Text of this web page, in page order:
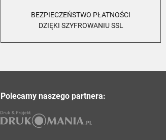
BEZPIECZEŃSTWO PŁATNOŚCI
DZIĘKI SZYFROWANIU SSL
Polecamy naszego partnera: